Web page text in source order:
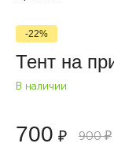
-22%
Тент на
В наличии
700 ₽ 900₽